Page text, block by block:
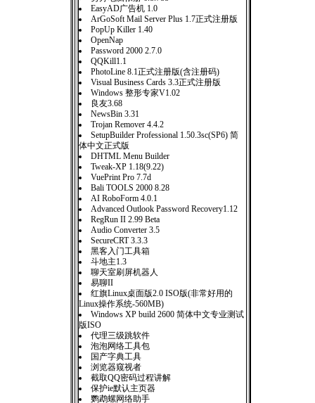
EasyAD广告机 1.0
ArGoSoft Mail Server Plus 1.7正式注册版
PopUp Killer 1.40
OpenNap
Password 2000 2.7.0
QQKill1.1
PhotoLine 8.1正式注册版(含注册码)
Visual Business Cards 3.3正式注册版
Windows 整形专家V1.02
良友3.68
NewsBin 3.31
Trojan Remover 4.4.2
SetupBuilder Professional 1.50.3sc(SP6) 简
体中文正式版
DHTML Menu Builder
Tweak-XP 1.18(9.22)
VuePrint Pro 7.7d
Bali TOOLS 2000 8.28
AI RoboForm 4.0.1
Advanced Outlook Password Recovery1.12
RegRun II 2.99 Beta
Audio Converter 3.5
SecureCRT 3.3.3
黑客入门工具箱
斗地主1.3
聊天室刷屏机器人
易聊II
红旗Linux桌面版2.0 ISO版(非常好用的
Linux操作系统-560MB)
Windows XP build 2600 简体中文专业测试
版ISO
代理三级跳软件
泡泡网络工具包
国产字典工具
浏览器窥视者
截取QQ密码过程讲解
保护ie默认主页器
鹦鹉螺网络助手